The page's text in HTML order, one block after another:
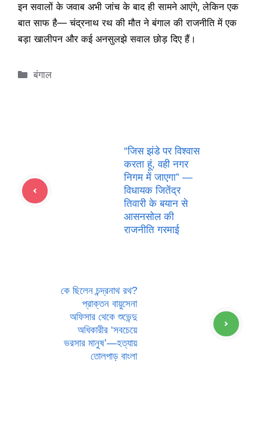
इन सवालों के जवाब अभी जांच के बाद ही सामने आएंगे, लेकिन एक
बात साफ है— चंद्रनाथ रथ की मौत ने बंगाल की राजनीति में एक
बड़ा खालीपन और कई अनसुलझे सवाल छोड़ दिए हैं।
Categories
बंगाल
“जिस झंडे पर विश्वास
करता हूं, वही नगर
निगम में जाएगा” —
विधायक जितेंद्र
तिवारी के बयान से
आसनसोल की
राजनीति गरमाई
কে ছিলেন চন্দ্রনাথ রথ?
প্রাক্তন বায়ুসেনা
অফিসার থেকে শুভেন্দু
অধিকারীর ‘সবচেয়ে
ভরসার মানুষ’—হত্যায়
তোলপাড় বাংলা